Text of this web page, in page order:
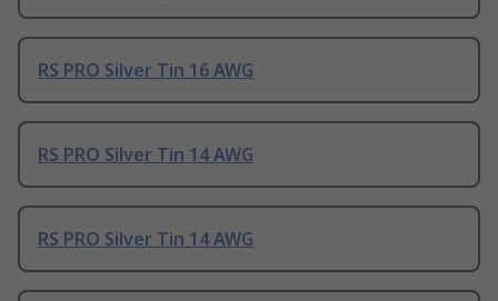
RS PRO Silver Tin 16 AWG
RS PRO Silver Tin 14 AWG
RS PRO Silver Tin 14 AWG